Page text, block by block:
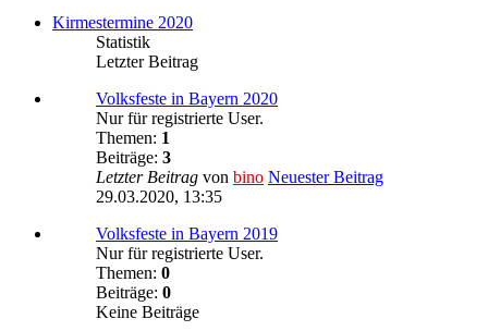
Kirmestermine 2020
Statistik
Letzter Beitrag
Volksfeste in Bayern 2020
Nur für registrierte User.
Themen: 1
Beiträge: 3
Letzter Beitrag von bino Neuester Beitrag
29.03.2020, 13:35
Volksfeste in Bayern 2019
Nur für registrierte User.
Themen: 0
Beiträge: 0
Keine Beiträge